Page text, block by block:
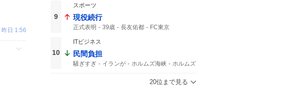
昨日 1:56
9
スポーツ
現役続行
正式表明 39歳 長友佑都 FC東京
10
ITビジネス
民間負担
騒ぎすぎ イランが ホルムズ海峡 ホルムズ
20位まで見る